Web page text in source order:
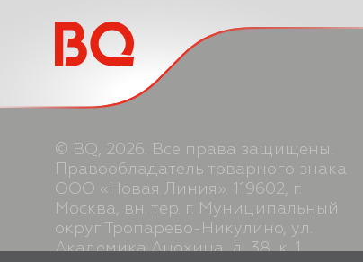
© BQ, 2026. Все права защищены.
Правообладатель товарного знака
ООО «Новая Линия». 119602, г.
Москва, вн. тер. г. Муниципальный
округ Тропарево-Никулино, ул.
Академика Анохина, д. 38, к. 1,